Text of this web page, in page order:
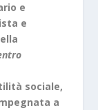
e
e
sociale,
a